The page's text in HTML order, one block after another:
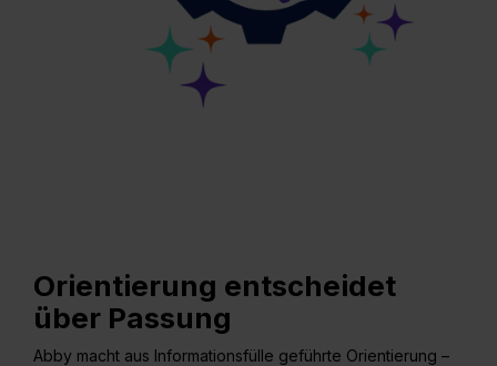
Orientierung entscheidet
über Passung
Abby macht aus Informationsfülle geführte Orientierung –